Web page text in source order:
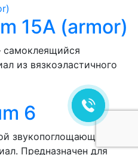
15A (armor)
самоклеящийся
из вязкоэластичного
6
звукопоглощающий
Предназначен для